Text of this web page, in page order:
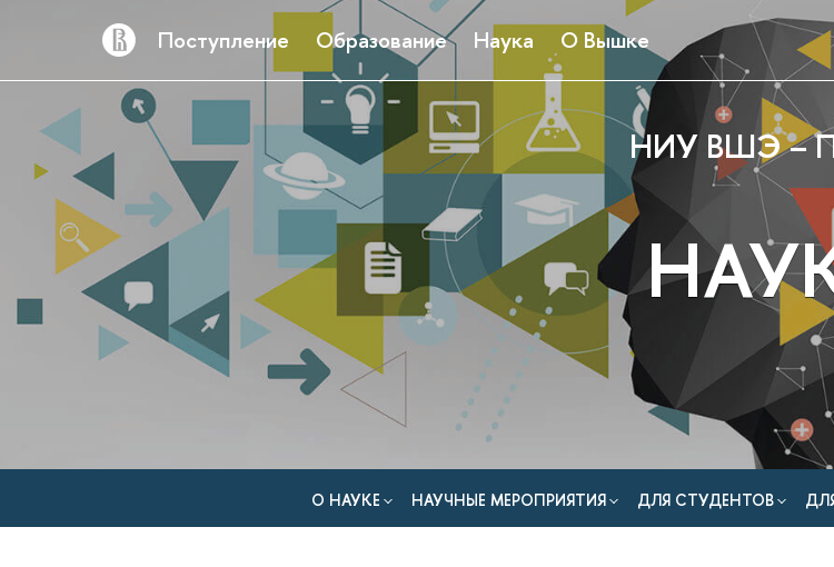
Поступление Образование Наука О Вышке
НИУ ВШЭ –
О НАУКЕ НАУЧНЫЕ МЕРОПРИЯТИЯ ДЛЯ СТУДЕНТОВ